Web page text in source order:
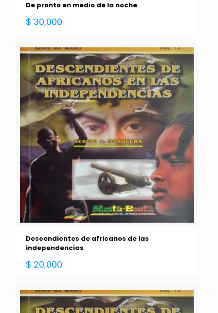
De pronto en medio de la noche
$ 30,000
Descendientes de africanos de las
independencias
$ 20,000